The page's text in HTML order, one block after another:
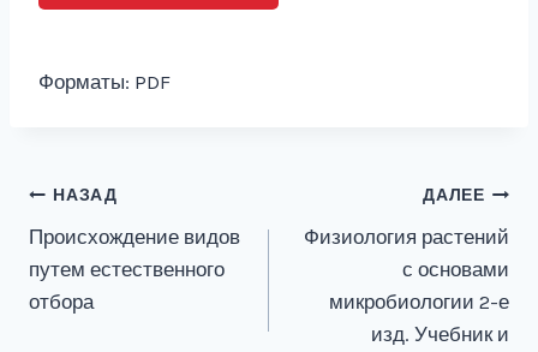
Форматы: PDF
Навигация
по
записям
НАЗАД
Происхождение видов
путем естественного
отбора
ДАЛЕЕ
Физиология растений
с основами
микробиологии 2-е
изд. Учебник и